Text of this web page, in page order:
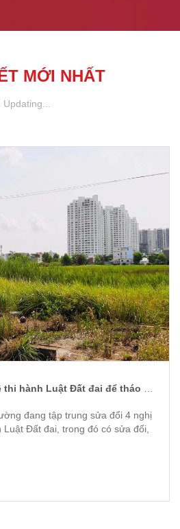
MỚI NHẤT
Updating...
Luật Kinh doanh bất động sản